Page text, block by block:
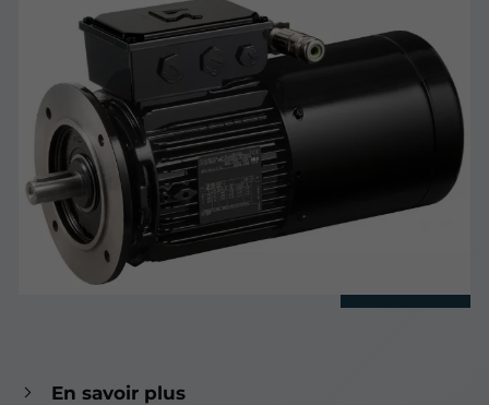
En savoir plus